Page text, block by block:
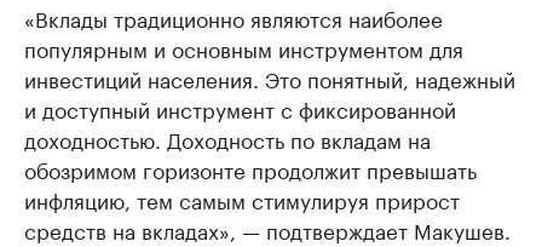
«Вклады традиционно являются наиболее
популярным и основным инструментом для
инвестиций населения. Это понятный, надежный
и доступный инструмент с фиксированной
доходностью. Доходность по вкладам на
обозримом горизонте продолжит превышать
инфляцию, тем самым стимулируя прирост
средств на вкладах», — подтверждает Макушев.